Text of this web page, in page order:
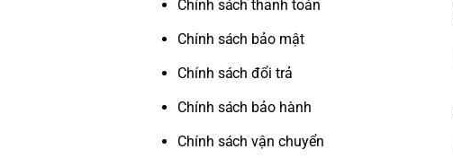
Chính sách thanh toán
Chính sách bảo mật
Chính sách đổi trả
Chính sách bảo hành
Chính sách vận chuyển